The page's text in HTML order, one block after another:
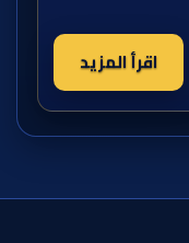
اقرأ المزيد